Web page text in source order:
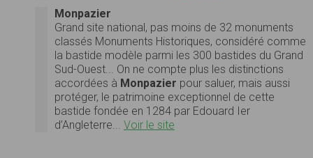
Monpazier
Grand site national, pas moins de 32 monuments
classés Monuments Historiques, considéré comme
la bastide modèle parmi les 300 bastides du Grand
Sud-Ouest... On ne compte plus les distinctions
accordées à Monpazier pour saluer, mais aussi
protéger, le patrimoine exceptionnel de cette
bastide fondée en 1284 par Edouard Ier
d’Angleterre... Voir le site